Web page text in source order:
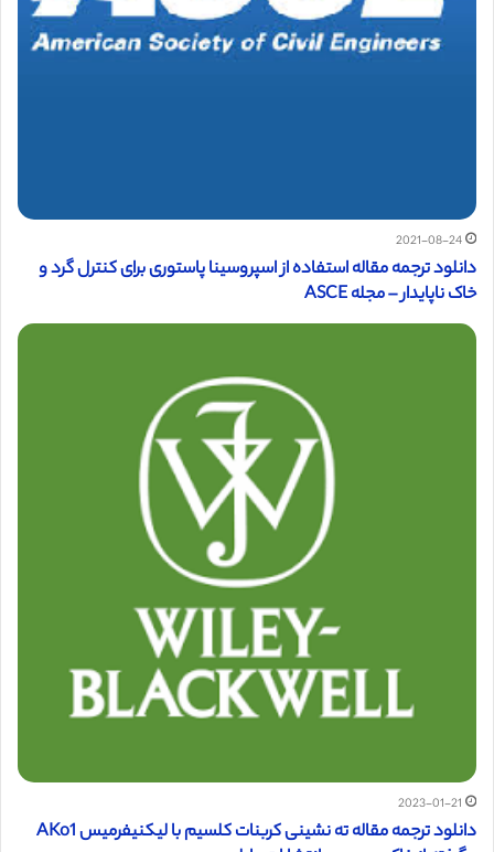
2021-08-24
دانلود ترجمه مقاله استفاده از اسپروسينا پاستوری برای كنترل گرد و
خاک ناپايدار – مجله ASCE
2023-01-21
دانلود ترجمه مقاله ته نشینی كربنات كلسيم با ليكنيفرميس AKo1